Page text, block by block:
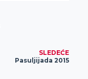
SLEDEĆE
Pasuljijada 2015